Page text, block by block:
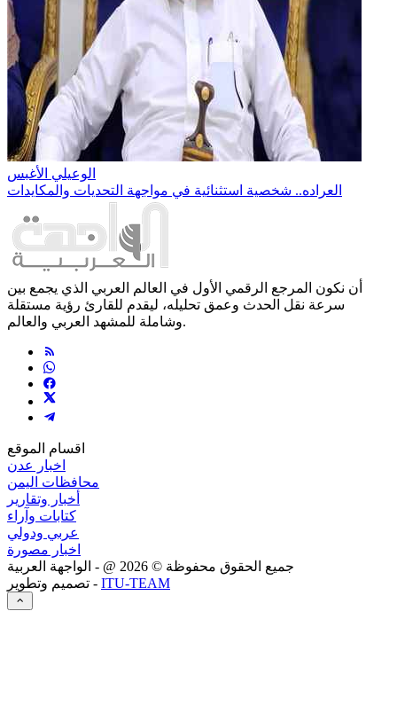
الوعيلي الأغبس
العراده.. شخصية استثنائية في مواجهة التحديات والمكايدات
أن نكون المرجع الرقمي الأول في العالم العربي الذي يجمع بين
سرعة نقل الحدث وعمق تحليله، ليقدم للقارئ رؤية مستقلة
وشاملة للمشهد العربي والعالم.
اقسام الموقع
اخبار عدن
محافظات اليمن
أخبار وتقارير
كتابات وآراء
عربي ودولي
اخبار مصورة
جميع الحقوق محفوظة © 2026 @ - الواجهة العربية
تصميم وتطوير - ITU-TEAM